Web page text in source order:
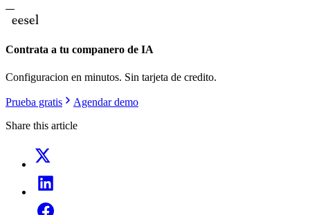
Contrata a tu companero de IA
Configuracion en minutos. Sin tarjeta de credito.
Prueba gratis
Agendar demo
Share this article